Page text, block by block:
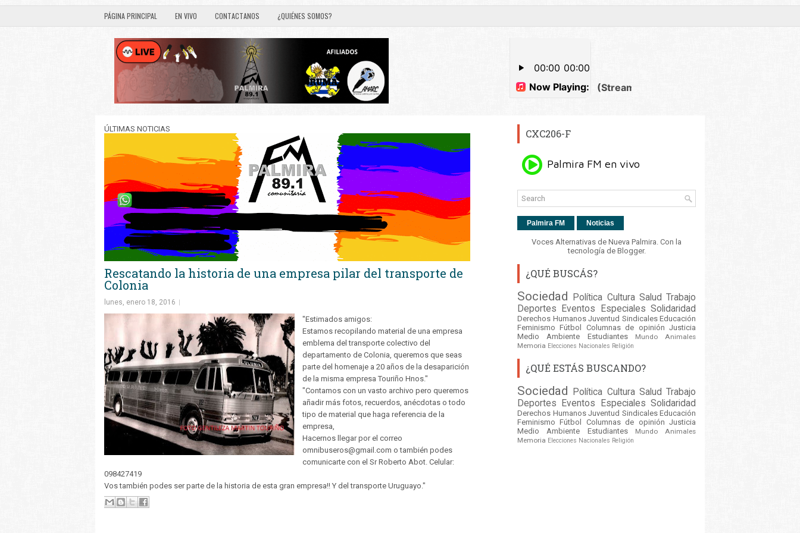
PÁGINA PRINCIPAL EN VIVO CONTACTANOS ¿QUIÉNES SOMOS?
ÚLTIMAS NOTICIAS
Rescatando la historia de una empresa pilar del transporte de
Colonia
lunes, enero 18, 2016
"Estimados amigos:
Estamos recopilando material de una empresa
emblema del transporte colectivo del
departamento de Colonia, queremos que seas
parte del homenaje a 20 años de la desaparición
de la misma empresa Touriño Hnos."
"Contamos con un vasto archivo pero queremos
añadir más fotos, recuerdos, anécdotas o todo
tipo de material que haga referencia de la
empresa,
Hacernos llegar por el correo
omnibuseros@gmail.com o también podes
comunicarte con el Sr Roberto Abot. Celular:
098427419
Vos también podes ser parte de la historia de esta gran empresa!! Y del transporte Uruguayo."
CXC206-F
Palmira FM Noticias
Voces Alternativas de Nueva Palmira. Con la
tecnología de Blogger.
¿QUÉ BUSCÁS?
Sociedad Política Cultura Salud Trabajo
Deportes
Eventos Especiales Solidaridad
Derechos Humanos Juventud Sindicales Educación
Feminismo Fútbol Columnas de opinión Justicia
Medio Ambiente
Estudiantes Mundo
Animales
Memoria Elecciones Nacionales Religión
¿QUÉ ESTÁS BUSCANDO?
Sociedad Política Cultura Salud Trabajo
Deportes
Eventos Especiales Solidaridad
Derechos Humanos Juventud Sindicales Educación
Feminismo Fútbol Columnas de opinión Justicia
Medio Ambiente
Estudiantes Mundo
Animales
Memoria Elecciones Nacionales Religión